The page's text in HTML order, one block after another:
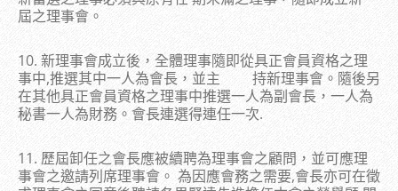
屆之理事會。
10. 新理事會成立後，全體理事隨即從具正會員資格之理
事中,推選其中一人為會長，並主 持新理事會。隨後另
在其他具正會員資格之理事中推選一人為副會長，一人為
秘書一人為財務。會長連選得連任一次.
11. 歷屆卸任之會長應被續聘為理事會之顧問，並可應理
事會之邀請列席理事會。 為因應會務之需要,會長亦可在徵